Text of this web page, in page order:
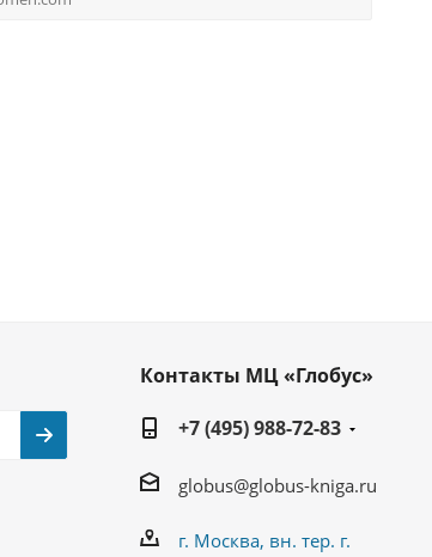
Контакты МЦ «Глобус»
+7 (495) 988-72-83
globus@globus-kniga.ru
г. Москва, вн. тер. г.